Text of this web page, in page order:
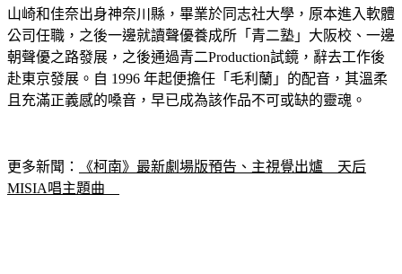
山崎和佳奈出身神奈川縣，畢業於同志社大學，原本進入軟體
公司任職，之後一邊就讀聲優養成所「青二塾」大阪校、一邊
朝聲優之路發展，之後通過青二Production試鏡，辭去工作後
赴東京發展。自 1996 年起便擔任「毛利蘭」的配音，其溫柔
更多新聞：《柯南》最新劇場版預告、主視覺出爐　天后